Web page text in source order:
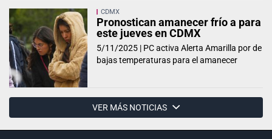
CDMX
Pronostican amanecer frío a para
este jueves en CDMX
5/11/2025 | PC activa Alerta Amarilla por de
bajas temperaturas para el amanecer
VER MÁS NOTICIAS